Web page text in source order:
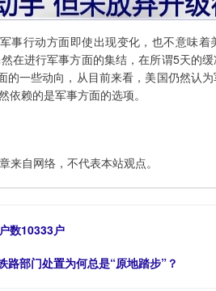
事行动方面即使出现变化，也不意味
在进行军事方面的集结，在所谓5天的
一些动向，从目前来看，美国仍然认
赖的是军事方面的选项。
来自网络，不代表本站观点。
数10333户
部门处置为何总是“原地踏步”？